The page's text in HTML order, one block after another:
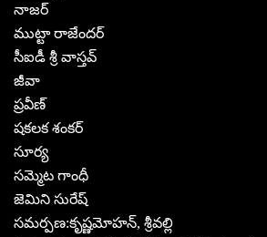
నాజర్
ముట్టా రాజేందర్
సీఐడీ శ్రీ వాస్తవ్
జీవా
ప్రవీణ్
షకలక శంకర్
సూర్య
సమ్మెట గాంధీ
జెమిని సురేష్
సమర్పణ:కృష్ణమోహన్, శ్రీవల్లి